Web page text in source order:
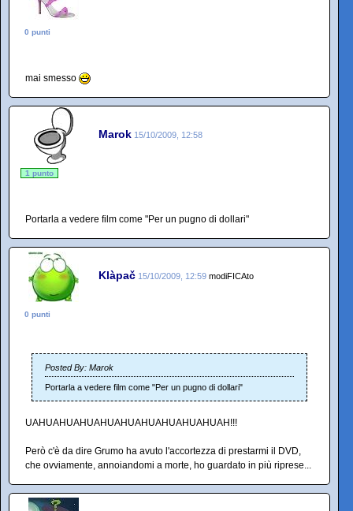
0 punti
mai smesso
Marok 15/10/2009, 12:58
1 punto
Portarla a vedere film come "Per un pugno di dollari"
Klàpač 15/10/2009, 12:59 modiFICAto
0 punti
Posted By: Marok
Portarla a vedere film come "Per un pugno di dollari"
UAHUAHUAHUAHUAHUAHUAHUAHUAHUAH!!!
Però c'è da dire Grumo ha avuto l'accortezza di prestarmi il DVD,
che ovviamente, annoiandomi a morte, ho guardato in più riprese...